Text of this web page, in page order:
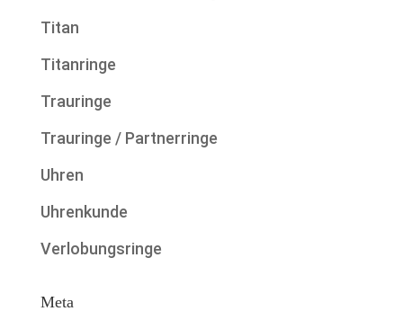
Titan
Titanringe
Trauringe
Trauringe / Partnerringe
Uhren
Uhrenkunde
Verlobungsringe
Meta